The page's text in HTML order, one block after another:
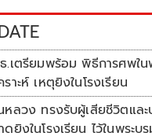
k
.เตรียมพร้อม พิธีการศพใน
ราะห์ เหตุยิงในโรงเรียน
หลวง ทรงรับผู้เสียชีวิตและ
ดยิงในโรงเรียน ไว้ในพระบร